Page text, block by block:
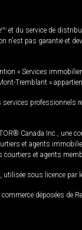
MD et du service de
pas garantie et
« Services
Tremblant »
professionnels
Canada Inc.,
et agents
et agents
utilisée sous licence
déposées de